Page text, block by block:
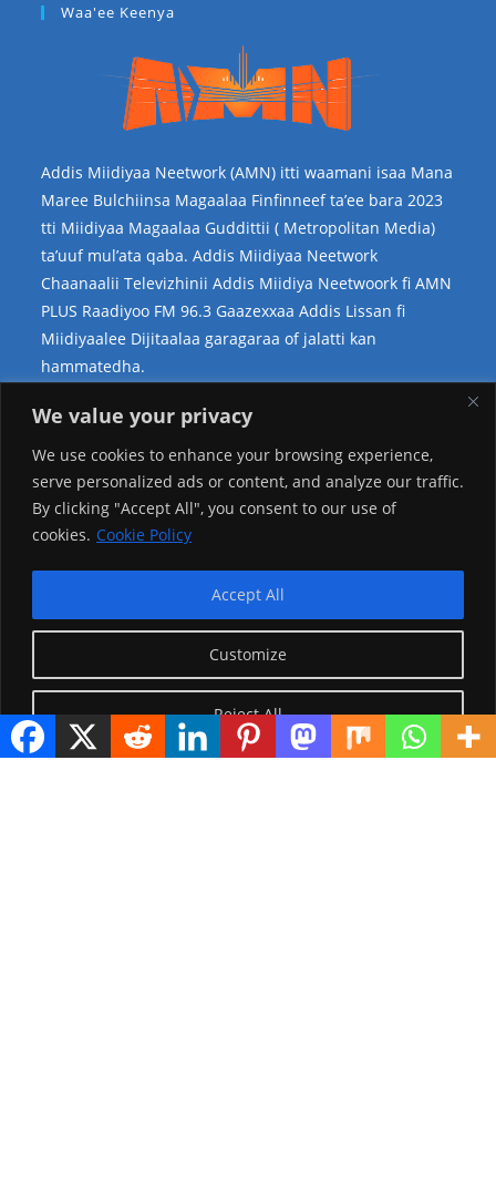
We value your privacy
We use cookies to enhance your browsing experience,
serve personalized ads or content, and analyze our traffic.
By clicking "Accept All", you consent to our use of
cookies. Cookie Policy
Customize
Reject All
Accept All
Waa'ee Keenya
Addis Miidiyaa Neetwork (AMN) itti waamani isaa Mana
Maree Bulchiinsa Magaalaa Finfinneef ta’ee bara 2023
tti Miidiyaa Magaalaa Guddittii ( Metropolitan Media)
ta’uuf mul’ata qaba. Addis Miidiyaa Neetwork
Chaanaalii Televizhinii Addis Miidiya Neetwoork fi AMN
PLUS Raadiyoo FM 96.3 Gaazexxaa Addis Lissan fi
Miidiyaalee Dijitaalaa garagaraa of jalatti kan
hammatedha.
Teessoo Keenya